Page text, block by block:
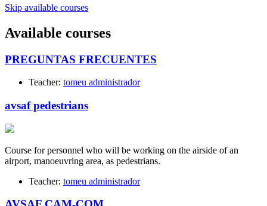
Skip available courses
Available courses
PREGUNTAS FRECUENTES
Teacher: tomeu administrador
avsaf pedestrians
Course for personnel who will be working on the airside of an
airport, manoeuvring area, as pedestrians.
Teacher: tomeu administrador